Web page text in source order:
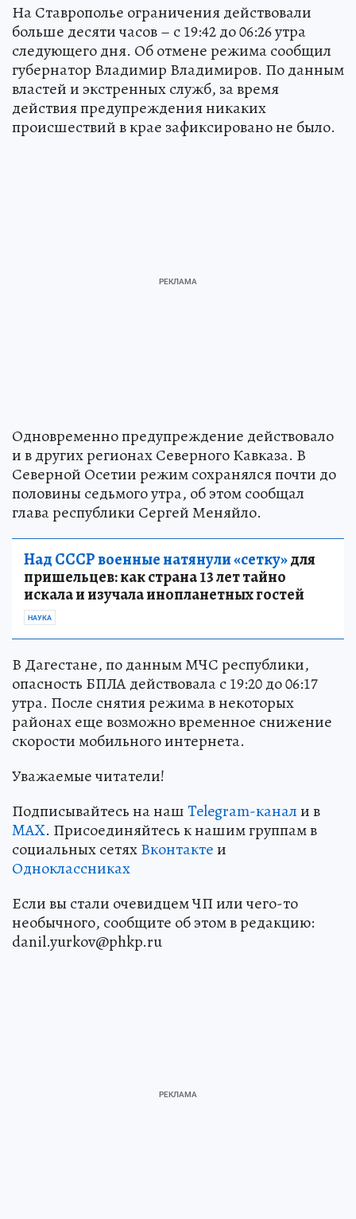
На Ставрополье ограничения действовали
больше десяти часов – с 19:42 до 06:26 утра
следующего дня. Об отмене режима сообщил
губернатор Владимир Владимиров. По данным
властей и экстренных служб, за время
действия предупреждения никаких
происшествий в крае зафиксировано не было.
Одновременно предупреждение действовало
и в других регионах Северного Кавказа. В
Северной Осетии режим сохранялся почти до
половины седьмого утра, об этом сообщал
глава республики Сергей Меняйло.
Над СССР военные натянули «сетку»для
пришельцев: как страна 13 лет тайно
искала и изучала инопланетных гостей
НАУКА
В Дагестане, по данным МЧС республики,
опасность БПЛА действовала с 19:20 до 06:17
утра. После снятия режима в некоторых
районах еще возможно временное снижение
скорости мобильного интернета.
Уважаемые читатели!
Подписывайтесь на нашTelegram-канали в
MAX. Присоединяйтесь к нашим группам в
социальных сетяхВконтактеи
Одноклассниках
Если вы стали очевидцем ЧП или чего-то
необычного, сообщите об этом в редакцию:
danil.yurkov@phkp.ru